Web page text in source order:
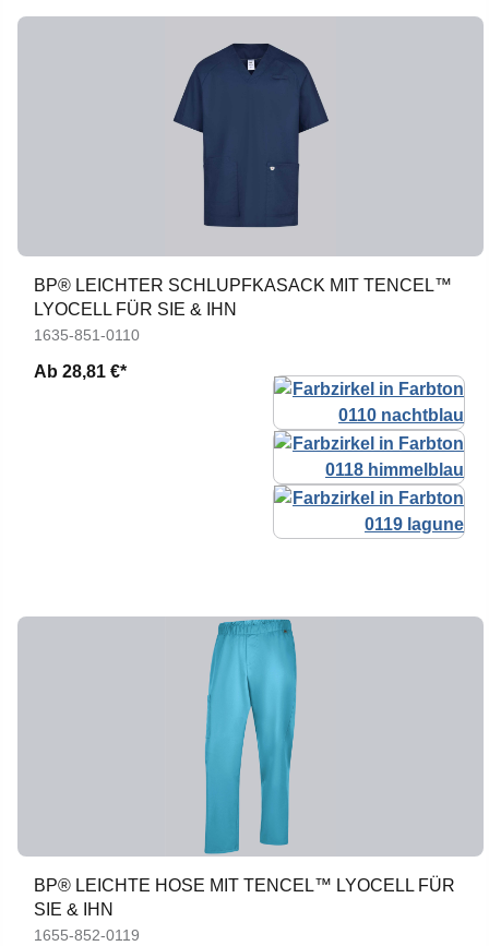
BP® LEICHTER SCHLUPFKASACK MIT TENCEL™
LYOCELL FÜR SIE & IHN
1635-851-0110
Ab 28,81 €*
BP® LEICHTE HOSE MIT TENCEL™ LYOCELL FÜR
SIE & IHN
1655-852-0119